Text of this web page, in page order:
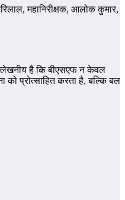
महानिरीक्षक, आलोक कुमार,
है कि बीएसएफ न केवल
प्रोत्साहित करता है, बल्कि बल